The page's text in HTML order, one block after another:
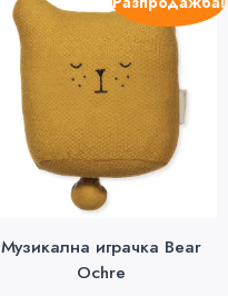
Музикална играчка Bear
Ochre